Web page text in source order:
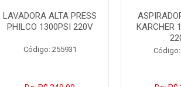
LAVADORA ALTA PRESS
PHILCO 1300PSI 220V
Código: 255931
KARCHER